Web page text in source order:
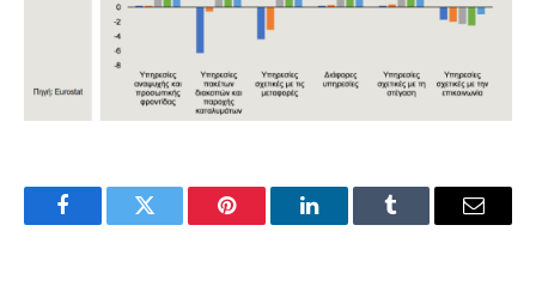
FacebookTwitter Pinterest LinkedInTumblr Email